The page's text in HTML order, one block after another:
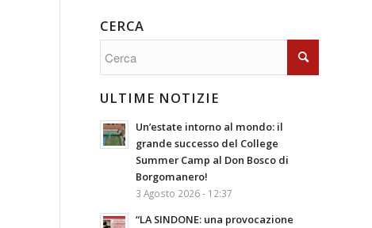
CERCA
ULTIME NOTIZIE
Un’estate intorno al mondo: il
grande successo del College
Summer Camp al Don Bosco di
Borgomanero!
3 Agosto 2026 - 12:37
“LA SINDONE: una provocazione